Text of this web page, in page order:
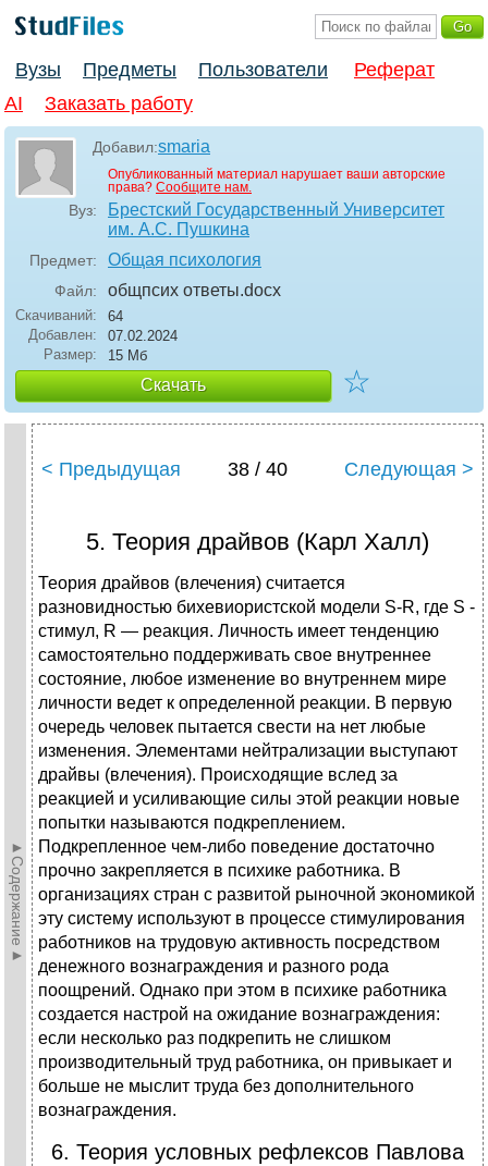
Вузы Предметы Пользователи
Реферат
AI
Заказать работу
Добавил:smaria
Опубликованный материал нарушает ваши авторские
права? Сообщите нам.
Вуз:
Брестский Государственный Университет
им. А.С. Пушкина
Предмет: Общая психология
Файл: общпсих ответы.docx
Скачиваний:
64
Добавлен:
07.02.2024
Размер:
15 Мб
Скачать ☆
►Содержание►
< Предыдущая 38 / 40 Следующая >
5. Теория драйвов (Карл Халл)
Теория драйвов (влечения) считается
разновидностью бихевиористской модели S-R, где S -
стимул, R — реакция. Личность имеет тенденцию
самостоятельно поддерживать свое внутреннее
состояние, любое изменение во внутреннем мире
личности ведет к определенной реакции. В первую
очередь человек пытается свести на нет любые
изменения. Элементами нейтрализации выступают
драйвы (влечения). Происходящие вслед за
реакцией и усиливающие силы этой реакции новые
попытки называются подкреплением.
Подкрепленное чем-либо поведение достаточно
прочно закрепляется в психике работника. В
организациях стран с развитой рыночной экономикой
эту систему используют в процессе стимулирования
работников на трудовую активность посредством
денежного вознаграждения и разного рода
поощрений. Однако при этом в психике работника
создается настрой на ожидание вознаграждения:
если несколько раз подкрепить не слишком
производительный труд работника, он привыкает и
больше не мыслит труда без дополнительного
вознаграждения.
6. Теория условных рефлексов Павлова